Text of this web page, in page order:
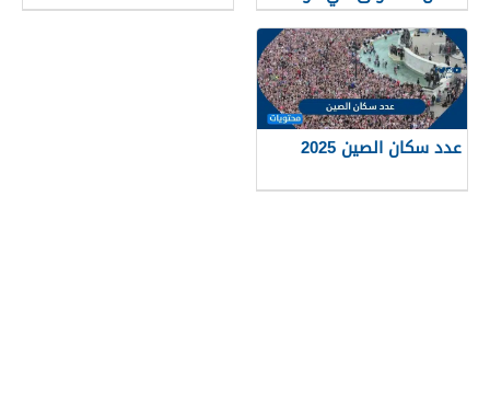
كينابالو ماليزيا 2025
عدد سكان الصين 2025